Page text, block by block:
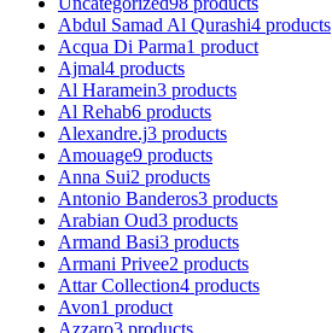
Abdul Samad Al Qurashi4 products
Acqua Di Parma1 product
Ajmal4 products
Al Haramein3 products
Al Rehab6 products
Alexandre.j3 products
Amouage9 products
Anna Sui2 products
Antonio Banderos3 products
Arabian Oud3 products
Armand Basi3 products
Armani Privee2 products
Attar Collection4 products
Avon1 product
Azzaro3 products